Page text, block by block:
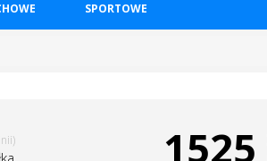
SPORTOWE
1525